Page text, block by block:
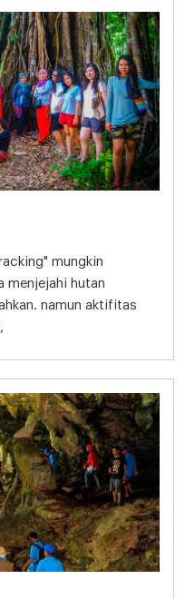
mungkin
menjejahi hutan
namun aktifitas